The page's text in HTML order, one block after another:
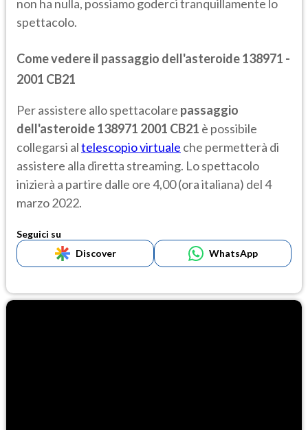
non ha nulla, possiamo goderci tranquillamente lo
spettacolo.
Come vedere il passaggio dell'asteroide 138971 -
2001 CB21
Per assistere allo spettacolare passaggio
dell'asteroide 138971 2001 CB21 è possibile
collegarsi altelescopio virtuale che permetterà di
assistere alla diretta streaming. Lo spettacolo
inizierà a partire dalle ore 4,00 (ora italiana) del 4
marzo 2022.
Seguici su
Discover
WhatsApp